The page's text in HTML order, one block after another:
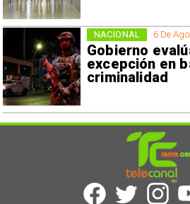
6 De
Gobierno
excepción en
criminalidad
NACIONAL